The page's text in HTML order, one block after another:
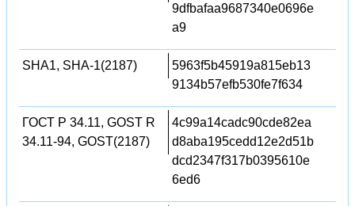
9dfbafaa9687340e0696e
a9
SHA1, SHA-1(2187)
5963f5b45919a815eb13
9134b57efb530fe7f634
ГОСТ Р 34.11, GOST R
34.11-94, GOST(2187)
4c99a14cadc90cde82ea
d8aba195cedd12e2d51b
dcd2347f317b0395610e
6ed6